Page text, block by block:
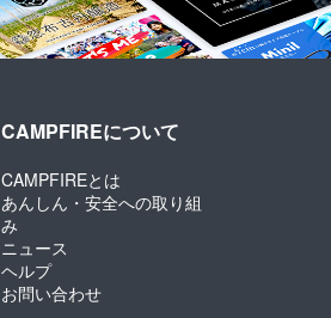
CAMPFIREについて
CAMPFIREとは
あんしん・安全への取り組
み
ニュース
ヘルプ
お問い合わせ